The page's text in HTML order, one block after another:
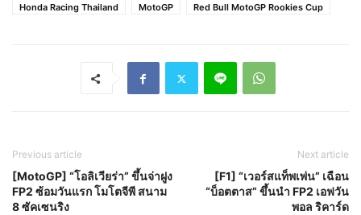
Honda Racing Thailand
MotoGP Red Bull MotoGP Rookies Cup
Previous article
[MotoGP] “โอลิเวียร่า” ขึ้นจ่าฝูง
FP2 ซ้อมวันแรก โมโตจีพี สนาม
8 ซัคเซนริง
Next article
[F1] “เวอร์สแท็พเพ่น” เฉือน
“บ็อตตาส” ขึ้นนำ FP2 เอฟวัน
พอล ริคาร์ด